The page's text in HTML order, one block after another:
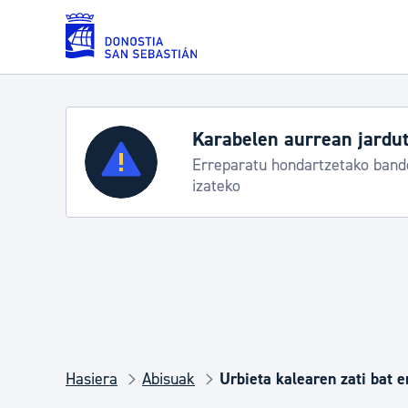
Eduki nagusira joan
Zerbitzuak
Errolda eta gai pertsonalak
Karabelen aurrean
Erreparatu hondartzetako
izateko
Hasiera Abisuak Urbieta kalearen zati bat